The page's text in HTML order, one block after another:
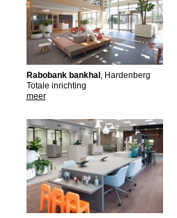
Rabobank bankhal, Hardenberg
Totale inrichting
meer